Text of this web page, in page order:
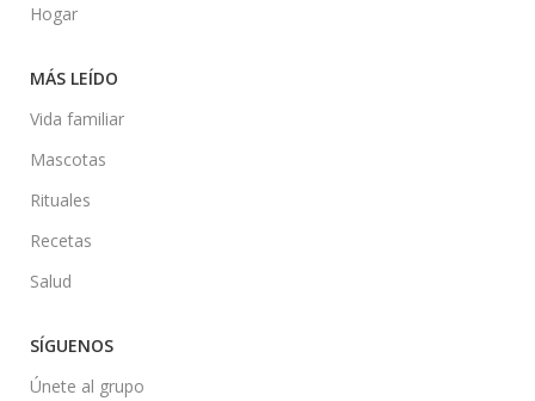
Hogar
MÁS LEÍDO
Vida familiar
Mascotas
Rituales
Recetas
Salud
SÍGUENOS
Únete al grupo